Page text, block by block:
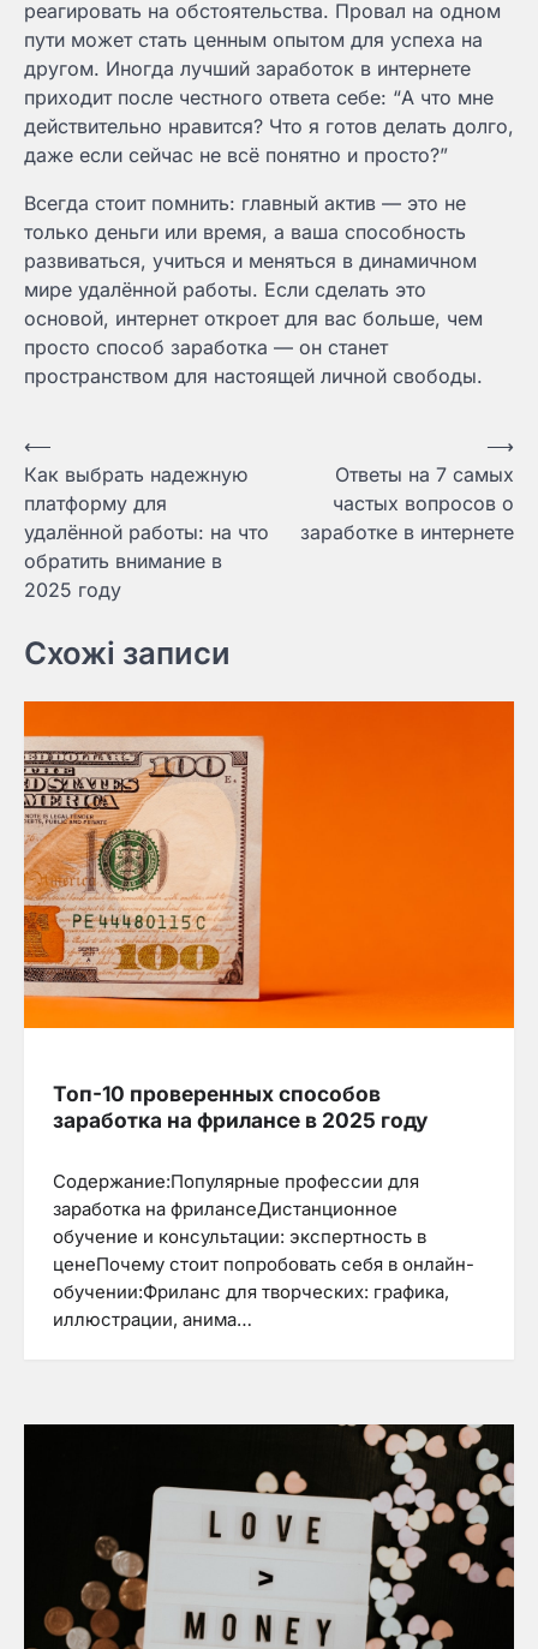
реагировать на обстоятельства. Провал на одном
пути может стать ценным опытом для успеха на
другом. Иногда лучший заработок в интернете
приходит после честного ответа себе: “А что мне
действительно нравится? Что я готов делать долго,
даже если сейчас не всё понятно и просто?”
Всегда стоит помнить: главный актив — это не
только деньги или время, а ваша способность
развиваться, учиться и меняться в динамичном
мире удалённой работы. Если сделать это
основой, интернет откроет для вас больше, чем
просто способ заработка — он станет
пространством для настоящей личной свободы.
Навигация
по
записям
⟵
Как выбрать надежную
платформу для
удалённой работы: на что
обратить внимание в
2025 году
Ответы на 7 самых
частых вопросов о
заработке в интернете
⟶
Схожі записи
Топ-10 проверенных способов
заработка на фрилансе в 2025 году
Содержание:Популярные профессии для
заработка на фрилансеДистанционное
обучение и консультации: экспертность в
ценеПочему стоит попробовать себя в онлайн-
обучении:Фриланс для творческих: графика,
иллюстрации, анима…